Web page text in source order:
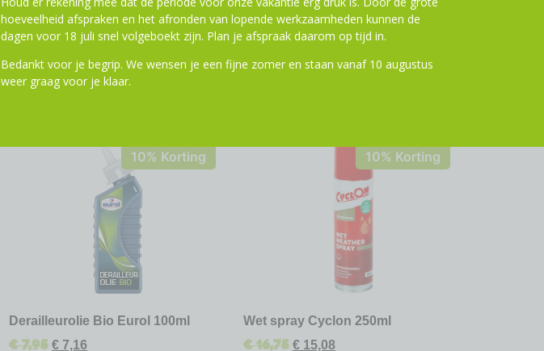
10% Korting
Derailleurolie Bio Eurol 100ml
€7,95 € 7,16
10% Korting
Wet spray Cyclon 250ml
€16,75 € 15,08
hoeveelheid afspraken en het afronden van lopende werkzaamheden kunnen de
dagen voor 18 juli snel volgeboekt zijn. Plan je afspraak daarom op tijd in.
Bedankt voor je begrip. We wensen je een fijne zomer en staan vanaf 10 augustus
weer graag voor je klaar.